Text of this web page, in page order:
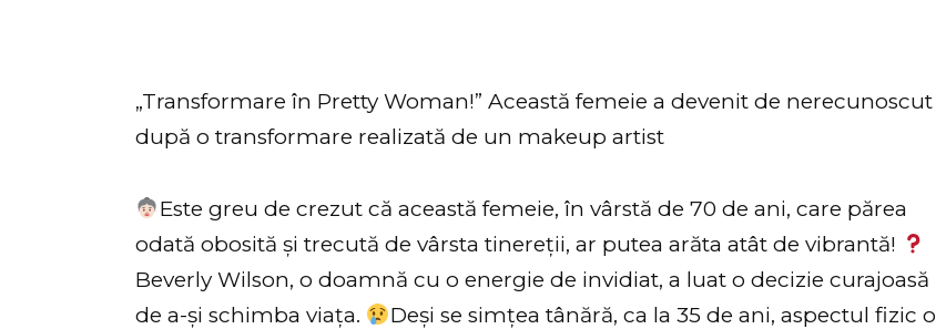
„Transformare în Pretty Woman!” Această femeie a devenit de nerecunoscut
după o transformare realizată de un makeup artist
Este greu de crezut că această femeie, în vârstă de 70 de ani, care părea
odată obosită și trecută de vârsta tinereții, ar putea arăta atât de vibrantă!
Beverly Wilson, o doamnă cu o energie de invidiat, a luat o decizie curajoasă
de a-și schimba viața.
Deși se simțea tânără, ca la 35 de ani, aspectul fizic o